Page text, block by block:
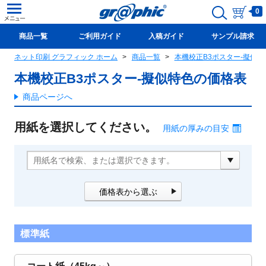
0
商品一覧 ご利用ガイド 入稿ガイド サンプル請求
新規会員登録(無料)
ネット印刷 グラフィック ホーム 商品一覧 本機校正B3ポスター-擬似特
本機校正B3ポスター-擬似特色の価格表
商品ページへ
用紙を選択してください。 用紙の厚みの目安
価格表から選ぶ
標準紙